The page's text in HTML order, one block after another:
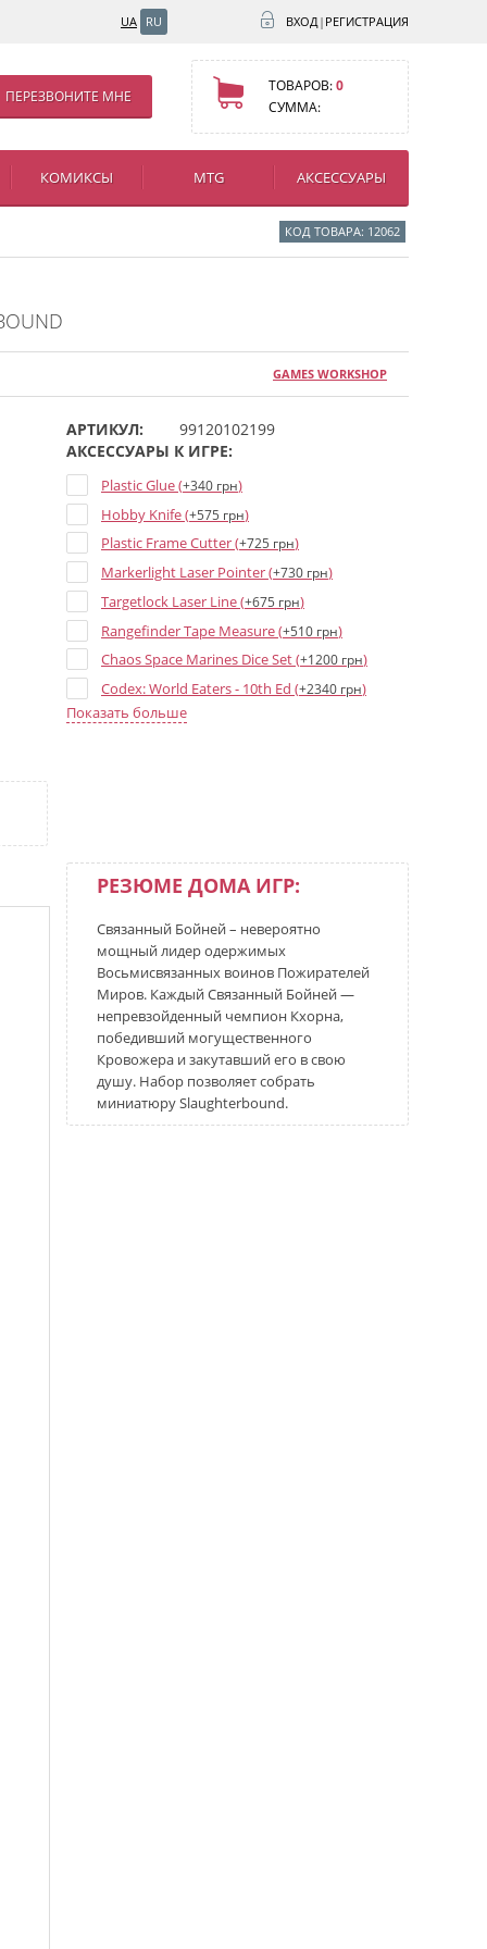
UA RU ВХОД| РЕГИСТРАЦИЯ
ПЕРЕЗВОНИТЕ МНЕ
ТОВАРОВ:0
СУММА:
КОМИКСЫ MTG АКСЕССУАРЫ
КОД ТОВАРА: 12062
GAMES WORKSHOP
АРТИКУЛ:
99120102199
АКСЕССУАРЫ К ИГРЕ:
Plastic Glue (+340 грн)
Hobby Knife (+575 грн)
Plastic Frame Cutter (+725 грн)
Markerlight Laser Pointer (+730 грн)
Targetlock Laser Line (+675 грн)
Rangefinder Tape Measure (+510 грн)
Chaos Space Marines Dice Set (+1200 грн)
Codex: World Eaters - 10th Ed (+2340 грн)
World Eaters - Datacards 10th ed (
Chaos Star Brown Dice - 16 mm (+35 грн)
World Eaters White Dice - 15 mm (
World Eaters Red Dice - 15 mm (
Khorne Opaque Dice - 16 mm (
Показать больше
РЕЗЮМЕ ДОМА ИГР:
Связанный Бойней – невероятно
мощный лидер одержимых
Восьмисвязанных воинов Пожирателей
Миров. Каждый Связанный Бойней —
непревзойденный чемпион Кхорна,
победивший могущественного
Кровожера и закутавший его в свою
душу. Набор позволяет собрать
миниатюру Slaughterbound.